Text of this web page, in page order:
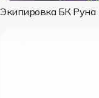
Экипировка БК Руна